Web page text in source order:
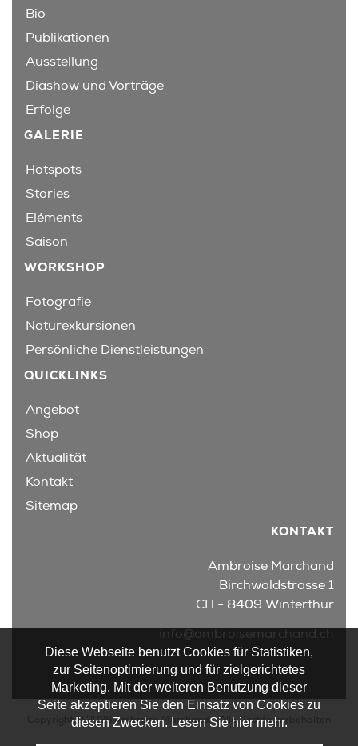
Bio
Publikationen
Ausstellung
Diashow und Vorträge
Erfolge
GALERIE
Hotspots
Stories
Eléments
Saison
WORKSHOP
Fotografie
Naturexkursionen
Persönliche Dienstleistungen
QUICKLINKS
Angebot
Shop
Aktualität
Kontakt
Sitemap
KONTAKT
Ambroise Marchand
Birchwaldstrasse 1
CH - 8409 Winterthur
info@ambroisemarchand.ch
Copyright © 2026 Ambroise Marchand - Alle Rechte vorbehalten
Diese Webseite benutzt Cookies für Statistiken,
zur Seitenoptimierung und für zielgerichtetes
Marketing. Mit der weiteren Benutzung dieser
Seite akzeptieren Sie den Einsatz von Cookies zu
diesen Zwecken. Lesen Sie hier mehr.